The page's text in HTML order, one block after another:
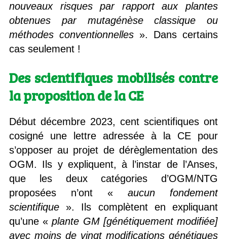
nouveaux risques par rapport aux plantes
obtenues par mutagénèse classique ou
méthodes conventionnelles». Dans certains
cas seulement !
Des scientifiques mobilisés contre
la proposition de la CE
Début décembre 2023, cent scientifiques ont
cosigné une lettre adressée à la CE pour
s’opposer au projet de dérèglementation des
OGM. Ils y expliquent, à l’instar de l’Anses,
que les deux catégories d’OGM/NTG
proposées n’ont «aucun fondement
scientifique». Ils complètent en expliquant
qu’une «plante GM [génétiquement modifiée]
avec moins de vingt modifications génétiques